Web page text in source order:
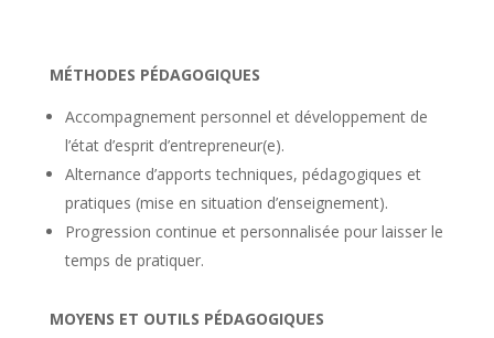
MÉTHODES PÉDAGOGIQUES
Accompagnement personnel et développement de
l’état d’esprit d’entrepreneur(e).
Alternance d’apports techniques, pédagogiques et
pratiques (mise en situation d’enseignement).
Progression continue et personnalisée pour laisser le
temps de pratiquer.
MOYENS ET OUTILS PÉDAGOGIQUES